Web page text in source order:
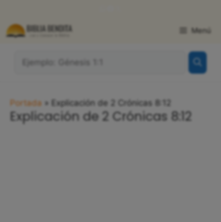
contenido
Menú
Portada » Explicación de 2 Crónicas 8:12
Explicación de 2 Crónicas 8:12